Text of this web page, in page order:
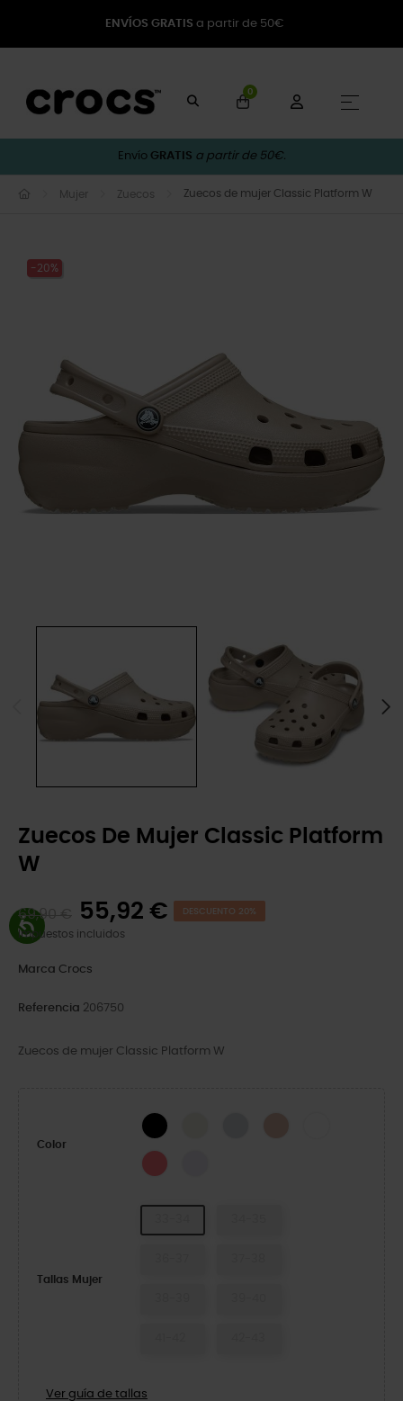
ENVÍOS GRATIS a partir de 50€
0
☰
Envío GRATIS a partir de 50€.
Mujer Zuecos Zuecos de mujer Classic Platform W
-20%
Zuecos De Mujer Classic Platform
W
69,90 € 55,92 € DESCUENTO 20%
Impuestos incluidos
Marca Crocs
Referencia 206750
Zuecos de mujer Classic Platform W
Color
Black
Guava
Tallas Mujer
Ver guía de tallas